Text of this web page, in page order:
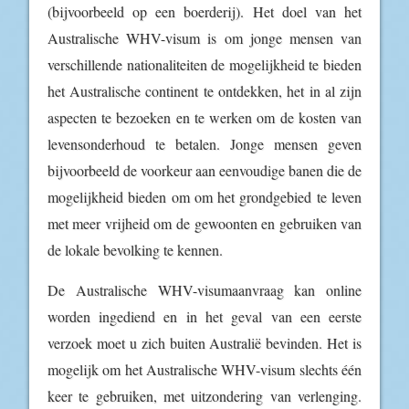
(bijvoorbeeld op een boerderij). Het doel van het
Australische WHV-visum is om jonge mensen van
verschillende nationaliteiten de mogelijkheid te bieden
het Australische continent te ontdekken, het in al zijn
aspecten te bezoeken en te werken om de kosten van
levensonderhoud te betalen. Jonge mensen geven
bijvoorbeeld de voorkeur aan eenvoudige banen die de
mogelijkheid bieden om om het grondgebied te leven
met meer vrijheid om de gewoonten en gebruiken van
de lokale bevolking te kennen.
De Australische WHV-visumaanvraag kan online
worden ingediend en in het geval van een eerste
verzoek moet u zich buiten Australië bevinden. Het is
mogelijk om het Australische WHV-visum slechts één
keer te gebruiken, met uitzondering van verlenging.